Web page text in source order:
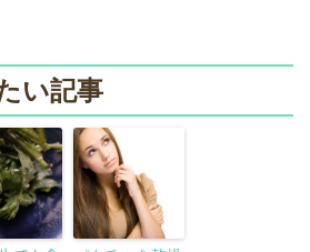
い記事